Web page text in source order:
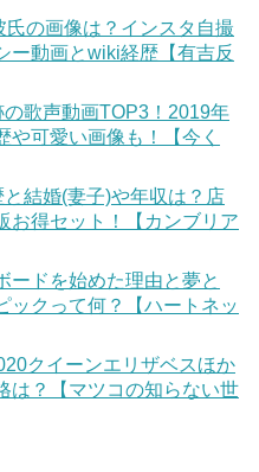
の画像は？インスタ自撮
ー動画とwiki経歴【有吉反
歌声動画TOP3！2019年
や可愛い画像も！【今く
結婚(妻子)や年収は？店
お得セット！【カンブリア
ードを始めた理由と夢と
ックって何？【ハートネッ
クイーンエリザベスほか
は？【マツコの知らない世